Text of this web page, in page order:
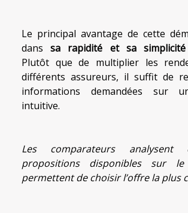
Le principal avantage de cette
dans sa rapidité et sa simplicité
Plutôt que de multiplier les
différents assureurs, il suffit de
informations demandées sur
intuitive.
Les comparateurs analysent
propositions disponibles sur
permettent de choisir l’offre la plus